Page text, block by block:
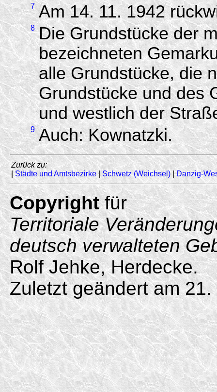
7 Am 14. 11. 1942
8 Die Grundstücke der
bezeichneten
alle Grundstücke, die
Grundstücke und des
und westlich der
9 Auch: Kownatzki.
Zurück zu:
|Städte und Amtsbezirke| Schwetz (Weichsel)|Danzig-
Copyrightfür
Territoriale
deutsch verwalteten
Rolf Jehke, Herdecke.
Zuletzt geändert am